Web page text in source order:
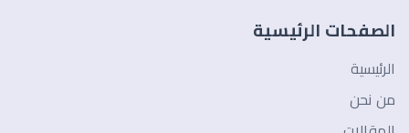
الصفحات الرئيسية
الرئيسية
من نحن